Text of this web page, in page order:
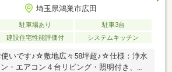
埼玉県鴻巣市広田
駐車場あり
駐車3台
建設住宅性能評価付 システムキッチン
いです♪☆敷地広々58坪超♪☆仕様：浄水
・エアコン４台リビング・照明付き、ウ